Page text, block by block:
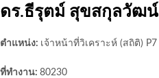
ดร.ธีรุตม์ สุขสกุลวัฒน์
ตำแหน่ง: เจ้าหน้าที่วิเคราะห์ (สถิติ) P7
ที่ทำงาน: 80230